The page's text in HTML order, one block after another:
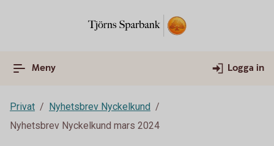
Meny Logga in
Privat
Nyhetsbrev Nyckelkund
Nyhetsbrev Nyckelkund mars 2024